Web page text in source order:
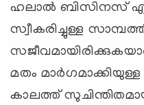
ഹലാല് ബിസിനസ്
സ്വീകരിച്ചുള്ള
മതം മാര്ഗമാക്കിയുള്ള
കാലത്ത്